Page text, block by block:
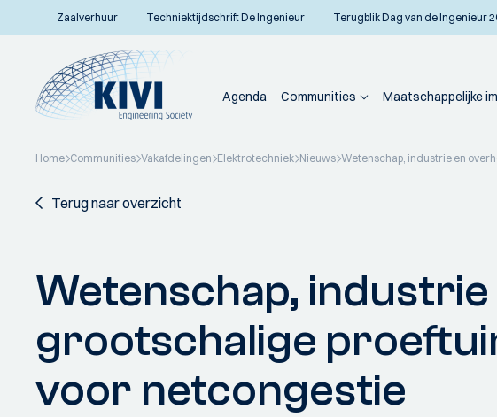
Zaalverhuur Techniektijdschrift De Ingenieur Terugblik Dag van de Ingenieur
Agenda Communities Maatschappelijke
Home Communities Vakafdelingen Elektrotechniek Nieuws Wetenschap, industrie en
Terug naar overzicht
Wetenschap,
grootschalige
voor netcongestie